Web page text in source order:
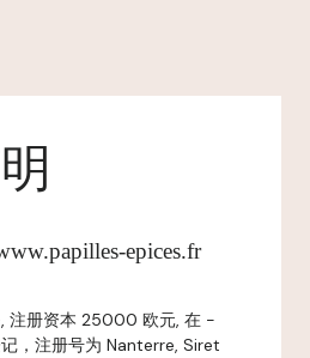
epices.fr
注册资本 25000 欧元, 在 -
，注册号为 Nanterre, Siret